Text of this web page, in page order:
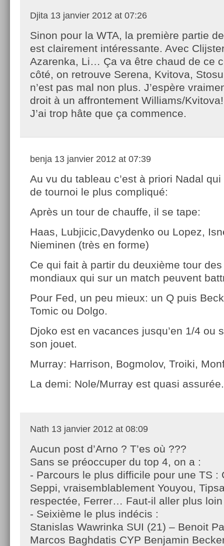
Djita 13 janvier 2012 at 07:26
Sinon pour la WTA, la première partie
est clairement intéressante. Avec
Azarenka, Li… Ça va être chaud de ce
côté, on retrouve Serena, Kvitova,
n’est pas mal non plus. J’espère
droit à un affrontement Williams/Kvitova!
J’ai trop hâte que ça commence.
benja 13 janvier 2012 at 07:39
Au vu du tableau c’est à priori Nadal
de tournoi le plus compliqué:
Après un tour de chauffe, il se tape:
Haas, Lubjicic,Davydenko ou Lopez,
Nieminen (très en forme)
Ce qui fait à partir du deuxième tour
mondiaux qui sur un match peuvent
Pour Fed, un peu mieux: un Q puis
Tomic ou Dolgo.
Djoko est en vacances jusqu’en 1/4 ou
son jouet.
Murray: Harrison, Bogmolov, Troiki,
La demi: Nole/Murray est quasi assurée.
Nath 13 janvier 2012 at 08:09
Aucun post d’Arno ? T’es où ???
Sans se préoccuper du top 4, on a :
- Parcours le plus difficile pour une TS :
Seppi, vraisemblablement Youyou,
respectée, Ferrer… Faut-il aller plus
- Seixième le plus indécis :
Stanislas Wawrinka SUI (21) – Benoit
Marcos Baghdatis CYP Benjamin